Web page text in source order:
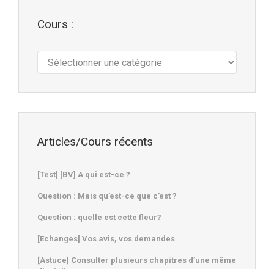
Cours :
Articles/Cours récents
[Test] [BV] A qui est-ce ?
Question : Mais qu’est-ce que c’est ?
Question : quelle est cette fleur?
[Echanges] Vos avis, vos demandes
[Astuce] Consulter plusieurs chapitres d’une même